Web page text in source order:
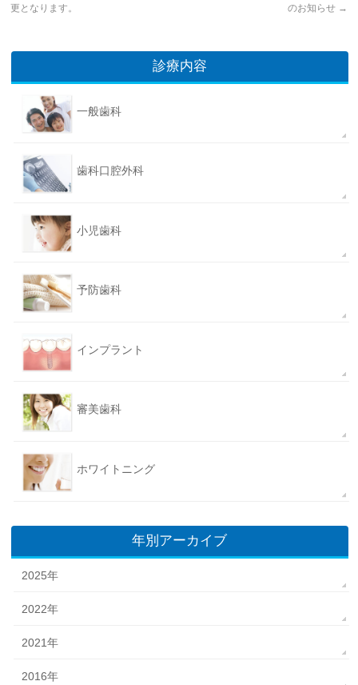
更となります。
のお知らせ →
診療内容
一般歯科
歯科口腔外科
小児歯科
予防歯科
インプラント
審美歯科
ホワイトニング
年別アーカイブ
2025年
2022年
2021年
2016年